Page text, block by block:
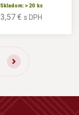
Skladom: > 20 ks
3,57 €s DPH